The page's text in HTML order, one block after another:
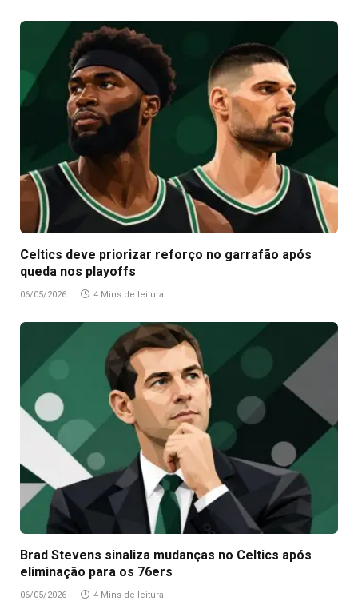
Celtics deve priorizar reforço no garrafão após
queda nos playoffs
06/05/2026 4 Mins de leitura
Brad Stevens sinaliza mudanças no Celtics após
eliminação para os 76ers
06/05/2026 4 Mins de leitura